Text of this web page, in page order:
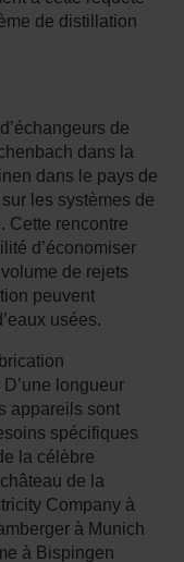
de distillation
de
dans la
dans le pays de
les systèmes de
Cette rencontre
d’économiser
de rejets
peuvent
usées.
longueur
appareils sont
spécifiques
la célèbre
de la
Company à
à Munich
à Bispingen